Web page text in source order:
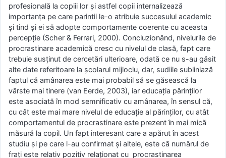
profesională la copiii lor și astfel copii internalizează
importanța pe care parintii le-o atribuie succesului academic
și tind și ei să adopte comportamente coerente cu aceasta
percepție (Scher & Ferrari, 2000). Concluzionând, nivelurile de
procrastinare academică cresc cu nivelul de clasă, fapt care
trebuie susținut de cercetări ulterioare, odată ce nu s-au găsit
alte date referitoare la școlarul mijlociu, dar, sudiile subliniază
faptul că amânarea este mai probabil să se găsească la
vârste mai tinere (van Eerde, 2003), iar educația părinților
este asociată în mod semnificativ cu amânarea, în sensul că,
cu cât este mai mare nivelul de educație al părinților, cu atât
comportamentul de procrastinare este prezent în mai mică
măsură la copil. Un fapt interesant care a apărut în acest
studiu și pe care l-au confirmat și altele, este că numărul de
frați este relativ pozitiv relaționat cu procrastinarea